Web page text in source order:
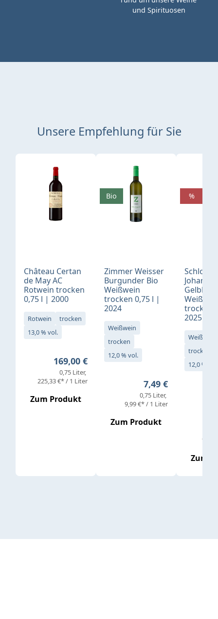
und Spirituosen
Unsere Empfehlung für Sie
Produktgalerie überspringen
Château Certan
de May AC
Rotwein trocken
0,75 l | 2000
Rotwein
trocken
13,0 % vol.
Regulärer Preis:
169,00 €
0,75 Liter
225,33 €* / 1 Liter
Zum Produkt
Zimmer Weisser
Burgunder Bio
Weißwein
trocken 0,75 l |
2024
Weißwein
trocken
12,0 % vol.
Regulärer Preis:
7,49 €
0,75 Liter
9,99 €* / 1 Liter
Zum Produkt
Bio
Schloß
Gelblack
trocken
2025
Weißwein
trocken
12,0 % vol.
Zum
%